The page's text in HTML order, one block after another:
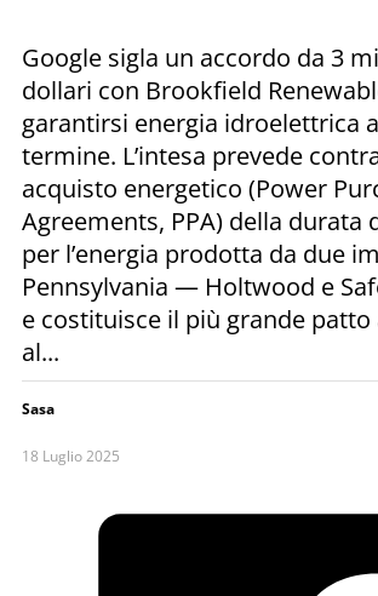
Google sigla un accordo da 3
dollari con Brookfield
garantirsi energia idroelettrica
termine. L’intesa prevede
acquisto energetico (Power
Agreements, PPA) della durata
per l’energia prodotta da due
Pennsylvania — Holtwood e
e costituisce il più grande patto
al...
Sasa
18 Luglio 2025